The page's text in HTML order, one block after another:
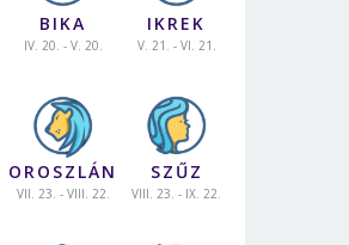
BIKA
IV. 20. - V. 20.
IKREK
V. 21. - VI. 21.
OROSZLÁN
VII. 23. - VIII. 22.
SZŰZ
VIII. 23. - IX. 22.